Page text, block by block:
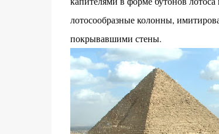
лотосообразные колонны,
покрывавшими стены.